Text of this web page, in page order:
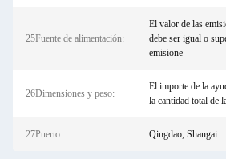
25Fuente de alimentación:
El valor de las
debe ser igual o
emisione
26Dimensiones y peso:
El importe de la
la cantidad total de
27Puerto: Qingdao, Shangai